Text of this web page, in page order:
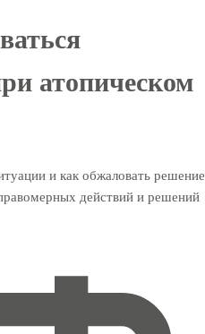
атопическом
и как обжаловать решение
действий и решений